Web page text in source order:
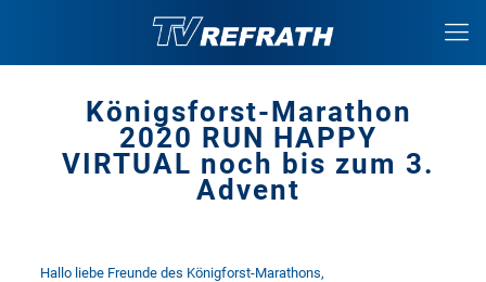
Königsforst-Marathon
2020 RUN HAPPY
VIRTUAL noch bis zum 3.
Advent
Hallo liebe Freunde des Königforst-Marathons,